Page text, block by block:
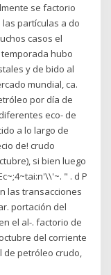
se factorio
partículas a do
casos el
hubo
y de bido al
mundial, ca.
por día de
eco- de
a lo largo de
de! crudo
si bien luego
" . d P
las transacciones
portación del
el al-. factorio de
del corriente
de petróleo crudo,